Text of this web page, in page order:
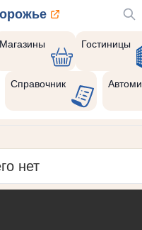
Магазины Гостиницы
Справочник
нет